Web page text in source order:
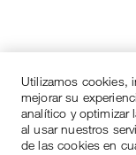
Utilizamos cookies,
mejorar su
analítico y optimizar
al usar nuestros
de las cookies en